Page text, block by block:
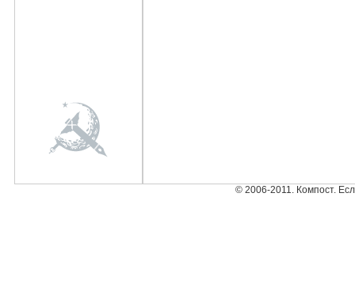
© 2006-2011. Компост.